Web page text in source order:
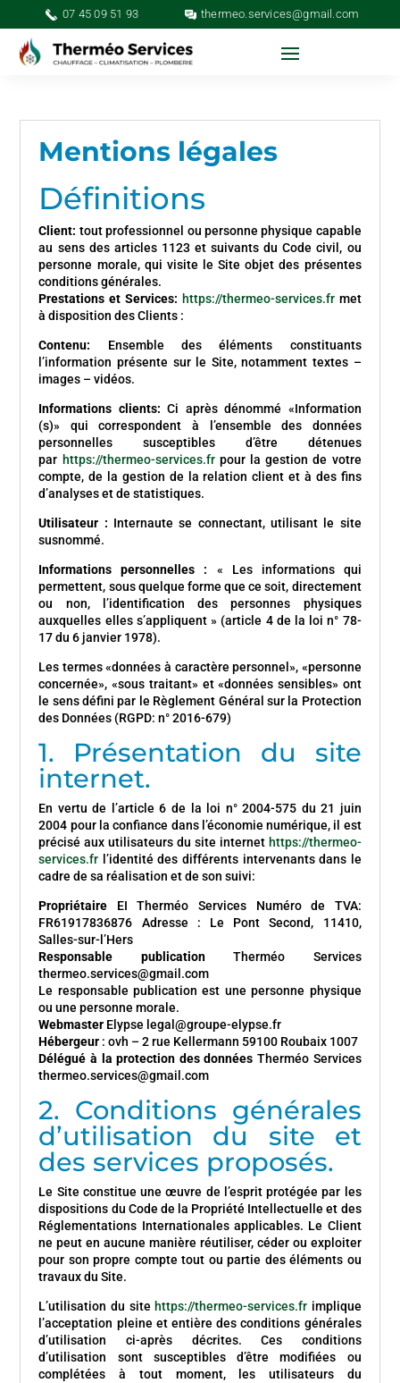
07 45 09 51 93 thermeo.services@gmail.com
Mentions légales
Définitions
Client: tout professionnel ou personne physique capable
au sens des articles 1123 et suivants du Code civil, ou
personne morale, qui visite le Site objet des présentes
conditions générales.
Prestations et Services: https://thermeo-services.fr met
à disposition des Clients :
Contenu:
Ensemble des éléments constituants
l’information présente sur le Site, notamment textes –
images – vidéos.
Informations clients: Ci après dénommé «Information
(s)» qui correspondent à l’ensemble des données
personnelles susceptibles d’être détenues
par https://thermeo-services.fr pour la gestion de votre
compte, de la gestion de la relation client et à des fins
d’analyses et de statistiques.
Utilisateur : Internaute se connectant, utilisant le site
susnommé.
Informations personnelles :
« Les informations qui
permettent, sous quelque forme que ce soit, directement
ou non, l’identification des personnes physiques
auxquelles elles s’appliquent » (article 4 de la loi n° 78-
17 du 6 janvier 1978).
Les termes «données à caractère personnel», «personne
concernée», «sous traitant» et «données sensibles» ont
le sens défini par le Règlement Général sur la Protection
des Données (RGPD: n° 2016-679)
1. Présentation du site
internet.
En vertu de l’article 6 de la loi n° 2004-575 du 21 juin
2004 pour la confiance dans l’économie numérique, il est
précisé aux utilisateurs du site internet https://thermeo-
services.fr l’identité des différents intervenants dans le
cadre de sa réalisation et de son suivi:
Propriétaire
EI Therméo Services Numéro de TVA:
FR61917836876 Adresse : Le Pont Second, 11410,
Salles-sur-l’Hers
Responsable publication
Therméo Services
thermeo.services@gmail.com
Le responsable publication est une personne physique
ou une personne morale.
Webmaster Elypse legal@groupe-elypse.fr
Hébergeur : ovh – 2 rue Kellermann 59100 Roubaix 1007
Délégué à la protection des données Therméo Services
thermeo.services@gmail.com
2. Conditions générales
d’utilisation du site et
des services proposés.
Le Site constitue une œuvre de l’esprit protégée par les
dispositions du Code de la Propriété Intellectuelle et des
Réglementations Internationales applicables. Le Client
ne peut en aucune manière réutiliser, céder ou exploiter
pour son propre compte tout ou partie des éléments ou
travaux du Site.
L’utilisation du site https://thermeo-services.fr implique
l’acceptation pleine et entière des conditions générales
d’utilisation ci-après décrites. Ces conditions
d’utilisation sont susceptibles d’être modifiées ou
complétées à tout moment, les utilisateurs du